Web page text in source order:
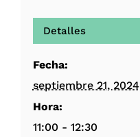
Detalles
Fecha:
septiembre 21, 2024
Hora:
11:00 - 12:30